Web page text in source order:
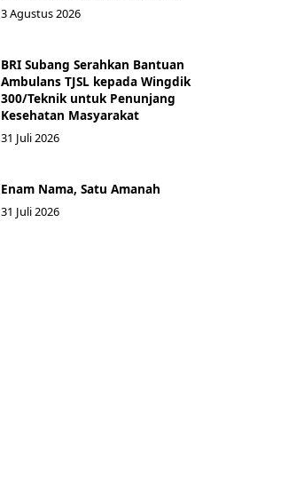
3 Agustus 2026
BRI Subang Serahkan Bantuan
Ambulans TJSL kepada Wingdik
300/Teknik untuk Penunjang
Kesehatan Masyarakat ​
31 Juli 2026
Enam Nama, Satu Amanah
31 Juli 2026